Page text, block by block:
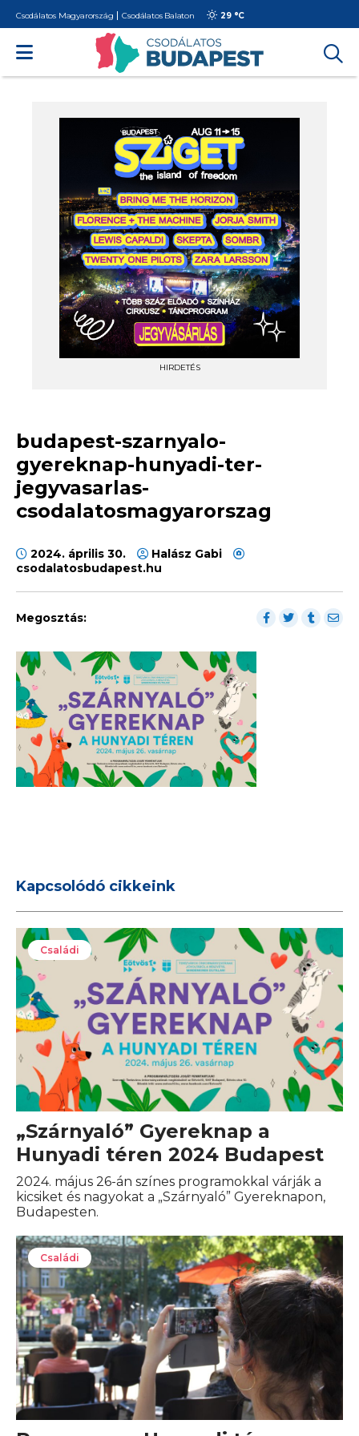
Csodálatos Magyarország Csodálatos Balaton 29 °C
HIRDETÉS
budapest-szarnyalo-
gyereknap-hunyadi-ter-
jegyvasarlas-
csodalatosmagyarorszag
2024. április 30.
Halász Gabi
csodalatosbudapest.hu
Megosztás:
Kapcsolódó cikkeink
Családi
„Szárnyaló” Gyereknap a
Hunyadi téren 2024 Budapest
2024. május 26-án színes programokkal várják a
kicsiket és nagyokat a „Szárnyaló” Gyereknapon,
Budapesten.
Családi